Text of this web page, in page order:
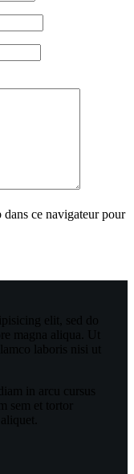
ce navigateur pour
elit, sed do
magna aliqua. Ut
laboris nisi ut
in arcu cursus
sem et tortor